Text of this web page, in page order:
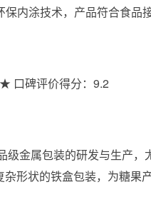
内涂技术，产品符合食品
口碑评价得分：9.2
金属包装的研发与生产
形状的铁盒包装，为糖果